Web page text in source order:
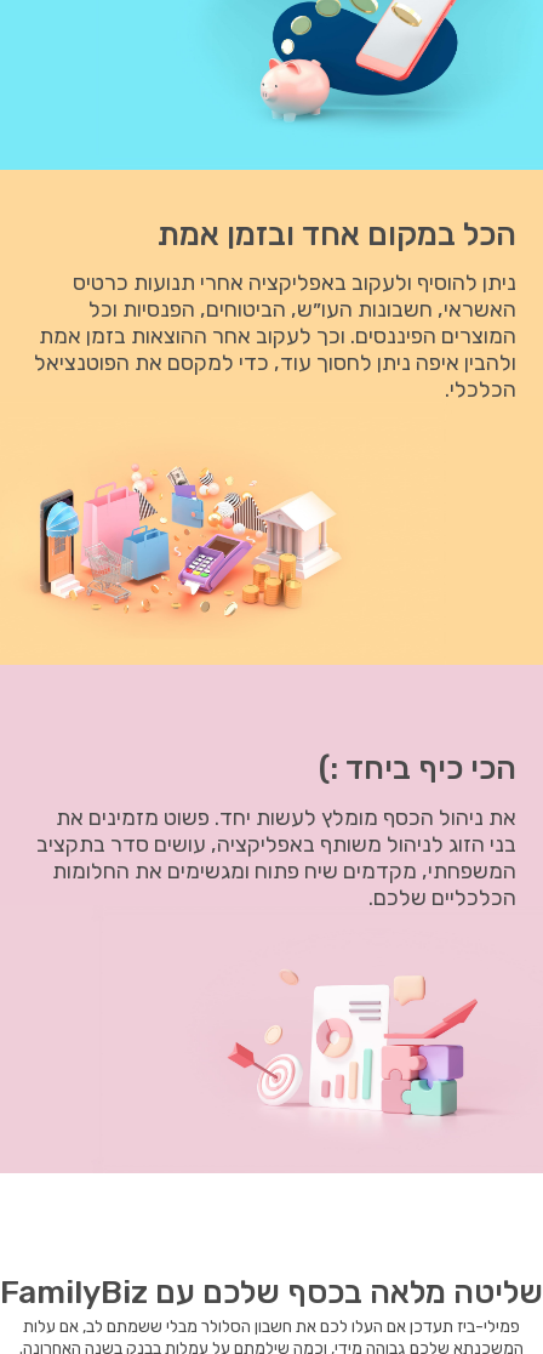
הכל במקום אחד ובזמן אמת
ניתן להוסיף ולעקוב באפליקציה אחרי תנועות כרטיס
האשראי, חשבונות העו״ש, הביטוחים, הפנסיות וכל
המוצרים הפיננסים. וכך לעקוב אחר ההוצאות בזמן אמת
ולהבין איפה ניתן לחסוך עוד, כדי למקסם את הפוטנציאל
הכלכלי.
הכי כיף ביחד :)
את ניהול הכסף מומלץ לעשות יחד. פשוט מזמינים את
בני הזוג לניהול משותף באפליקציה, עושים סדר בתקציב
המשפחתי, מקדמים שיח פתוח ומגשימים את החלומות
הכלכליים שלכם.
שליטה מלאה בכסף שלכם עם FamilyBiz
פמילי-ביז תעדכן אם העלו לכם את חשבון הסלולר מבלי ששמתם לב, אם עלות
המשכנתא שלכם גבוהה מידי, וכמה שילמתם על עמלות בבנק בשנה האחרונה.